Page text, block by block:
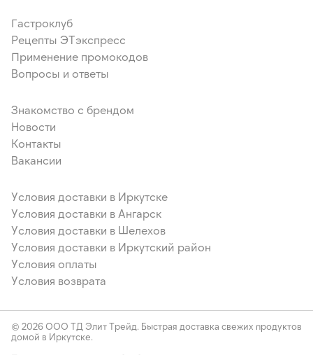
Гастроклуб
Рецепты ЭТэкспресс
Применение промокодов
Вопросы и ответы
Знакомство с брендом
Новости
Контакты
Вакансии
Условия доставки в Иркутске
Условия доставки в Ангарск
Условия доставки в Шелехов
Условия доставки в Иркутский район
Условия оплаты
Условия возврата
© 2026 ООО ТД Элит Трейд. Быстрая доставка свежих продуктов
домой в Иркутске.